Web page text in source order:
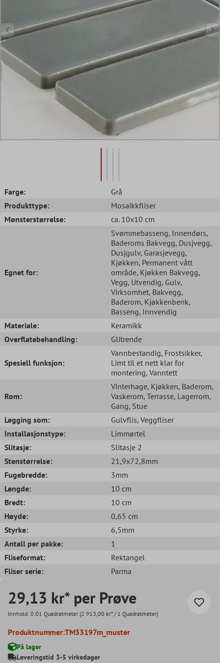
Farge:
Grå
Produkttype:
Mosaikkfliser
Mønsterstørrelse:
ca. 10x10 cm
Egnet for:
Svømmebasseng, Innendørs,
Baderoms Bakvegg, Dusjvegg,
Dusjgulv, Garasjevegg,
Kjøkken, Permanent vått
område, Kjøkken Bakvegg,
Vegg, Utvendig, Gulv,
Virksomhet, Bakvegg,
Baderom, Kjøkkenbenk,
Basseng, Innvendig
Materiale:
Keramikk
Overflatebehandling:
Glitrende
Spesiell funksjon:
Vannbestandig, Frostsikker,
Limt til et nett klar for
montering, Vanntett
Rom:
Vinterhage, Kjøkken, Baderom,
Vaskerom, Terrasse, Lagerrom,
Gang, Stue
Legging som:
Gulvflis, Veggfliser
Installasjonstype:
Limmørtel
Slitasje:
Slitasje 2
Stenstørrelse:
21,9x72,8mm
Fugebredde:
3mm
Lengde:
10 cm
Bredt:
10 cm
Høyde:
0,65 cm
Styrke:
6,5mm
Antall per pakke:
1
Fliseformat:
Rektangel
Fliser serie:
Parma
29,13 kr* per Prøve
Innhold: 0.01 Quadratmeter (2 913,00 kr* / 1 Quadratmeter)
Produktnummer:TM33197m_muster
På lager
Leveringstid 3-5 virkedager